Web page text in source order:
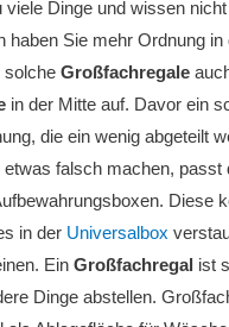
Dinge und wissen
Sie mehr Ordnung
solche Großfachregale
in der Mitte auf. Davor ein
die ein wenig abgeteilt
falsch machen,
Diese
in der Universalbox
Ein Großfachregal ist
Dinge abstellen.